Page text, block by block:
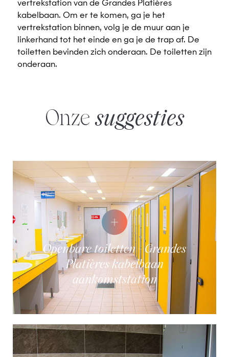
vertrekstation van de Grandes Platières
kabelbaan. Om er te komen, ga je het
vertrekstation binnen, volg je de muur aan je
linkerhand tot het einde en ga je de trap af. De
toiletten bevinden zich onderaan. De toiletten zijn
onderaan.
Onze suggesties
Openbare toiletten - Grandes
Platières kabelbaan
aankomststation